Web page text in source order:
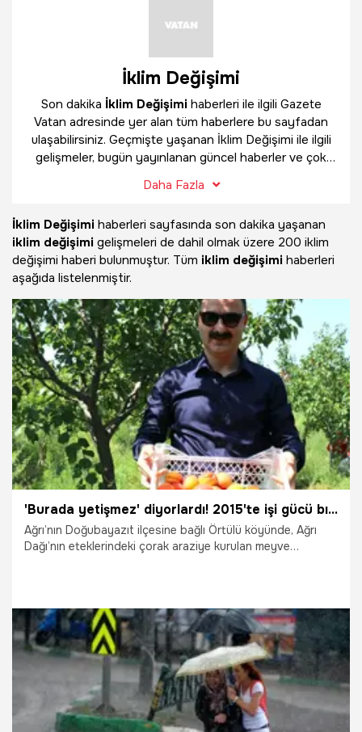
İklim Değişimi
Son dakika İklim Değişimi haberleri ile ilgili Gazete
Vatan adresinde yer alan tüm haberlere bu sayfadan
ulaşabilirsiniz. Geçmişte yaşanan İklim Değişimi ile ilgili
gelişmeler, bugün yayınlanan güncel haberler ve çok
bulabilirsiniz.
Daha Fazla
İklim Değişimi haberleri sayfasında son dakika yaşanan
iklim değişimi gelişmeleri de dahil olmak üzere 200 iklim
değişimi haberi bulunmuştur. Tüm iklim değişimi haberleri
aşağıda listelenmiştir.
'Burada yetişmez' diyorlardı! 2015'te işi gücü bıraktı, taşlı arazide kendi serasını kurdu: 'Ağaçlar meyveden yıkılıyor!'
Ağrı’nın Doğubayazıt ilçesine bağlı Örtülü köyünde, Ağrı
Dağı’nın eteklerindeki çorak araziye kurulan meyve
meyve yetişmez" algısını yıktı.
Gündem